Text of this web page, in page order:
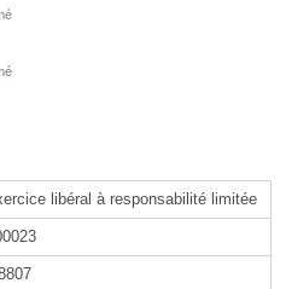
libéral à responsabilité limitée